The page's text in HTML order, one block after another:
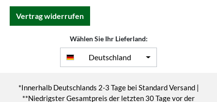
Vertrag widerrufen
Wählen Sie Ihr Lieferland:
Deutschland
*Innerhalb Deutschlands 2-3 Tage bei Standard Versand |
**Niedrigster Gesamtpreis der letzten 30 Tage vor der